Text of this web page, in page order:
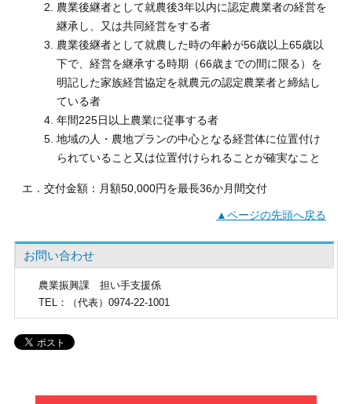
農業後継者として就農後3年以内に認定農業者の経営を
継承し、又は共同経営をする者
農業後継者として就農した時の年齢が56歳以上65歳以
下で、経営を継承する時期（66歳までの間に限る）を
明記した家族経営協定を就農元の認定農業者と締結し
ている者
年間225日以上農業に従事する者
地域の人・農地プランの中心となる経営体に位置付け
られていること又は位置付けられることが確実なこと
エ．交付金額：月額50,000円を最長36か月間交付
▲ページの先頭へ戻る
お問い合わせ
農業振興課
担い手支援係
TEL ：（代表）0974-22-1001